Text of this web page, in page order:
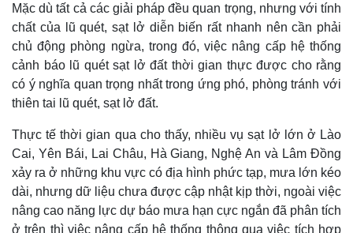
Mặc dù tất cả các giải pháp đều quan trọng, nhưng với tính
chất của lũ quét, sạt lở diễn biến rất nhanh nên cần phải
chủ động phòng ngừa, trong đó, việc nâng cấp hệ thống
cảnh báo lũ quét sạt lở đất thời gian thực được cho rằng
có ý nghĩa quan trọng nhất trong ứng phó, phòng tránh với
thiên tai lũ quét, sạt lở đất.
Thực tế thời gian qua cho thấy, nhiều vụ sạt lở lớn ở Lào
Cai, Yên Bái, Lai Châu, Hà Giang, Nghệ An và Lâm Đồng
xảy ra ở những khu vực có địa hình phức tạp, mưa lớn kéo
dài, nhưng dữ liệu chưa được cập nhật kịp thời, ngoài việc
nâng cao năng lực dự báo mưa hạn cực ngắn đã phân tích
ở trên thì việc nâng cấp hệ thống thông qua việc tích hợp